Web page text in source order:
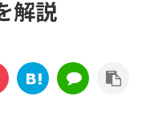
解説